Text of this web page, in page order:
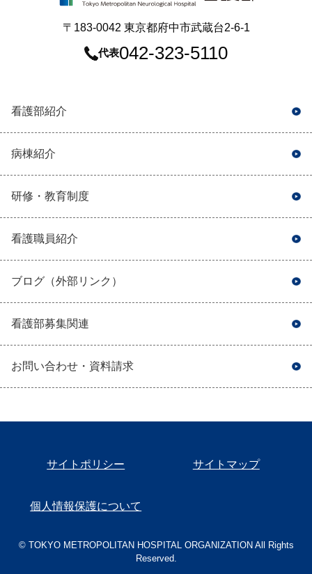
〒183-0042 東京都府中市武蔵台2-6-1
代表042-323-5110
看護部紹介
病棟紹介
研修・教育制度
看護職員紹介
ブログ （外部リンク）
看護部募集関連
お問い合わせ・資料請求
サイトポリシー サイトマップ
個人情報保護について
© TOKYO METROPOLITAN HOSPITAL ORGANIZATION All Rights
Reserved.